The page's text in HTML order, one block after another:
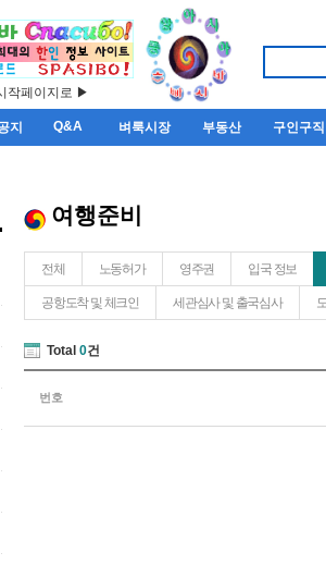
작페이지로 ▶
지 Q&A 벼룩시장 부동산 구인구직
여행준비
전체 노동허가 영주권 입국 정보
공항도착 및 체크인 세관심사 및 출국심사
Total 0건
번호